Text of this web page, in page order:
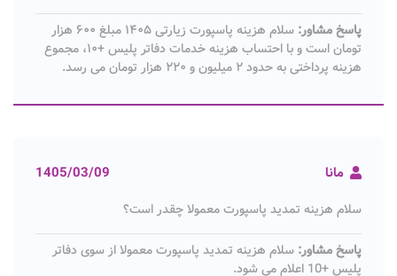
پاسخ مشاور:
سلام هزینه پاسپورت زیارتی ۱۴۰۵ مبلغ ۶۰۰ هزار
تومان است و با احتساب هزینه خدمات دفاتر پلیس +۱۰، مجموع
هزینه پرداختی به حدود ۲ میلیون و ۲۲۰ هزار تومان می‌ رسد.
مانا 1405/03/09
سلام هزینه تمدید پاسپورت معمولا چقدر است؟
پاسخ مشاور: سلام هزینه تمدید پاسپورت معمولا از سوی دفاتر
پلیس +10 اعلام می شود.